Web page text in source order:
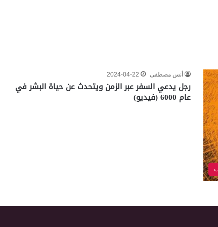
أنس مصطفى 2024-04-22
رجل يدعي السفر عبر الزمن ويتحدث عن حياة البشر في
عام 6000 (فيديو)